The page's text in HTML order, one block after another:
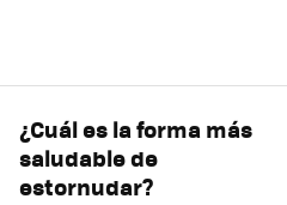
¿Cuál es la forma más
saludable de
estornudar?